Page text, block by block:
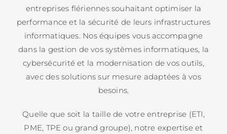
entreprises flériennes souhaitant optimiser la
performance et la sécurité de leurs infrastructures
informatiques. Nos équipes vous accompagne
dans la gestion de vos systèmes informatiques, la
cybersécurité et la modernisation de vos outils,
avec des solutions sur mesure adaptées à vos
besoins.
Quelle que soit la taille de votre entreprise (ETI,
PME, TPE ou grand groupe), notre expertise et